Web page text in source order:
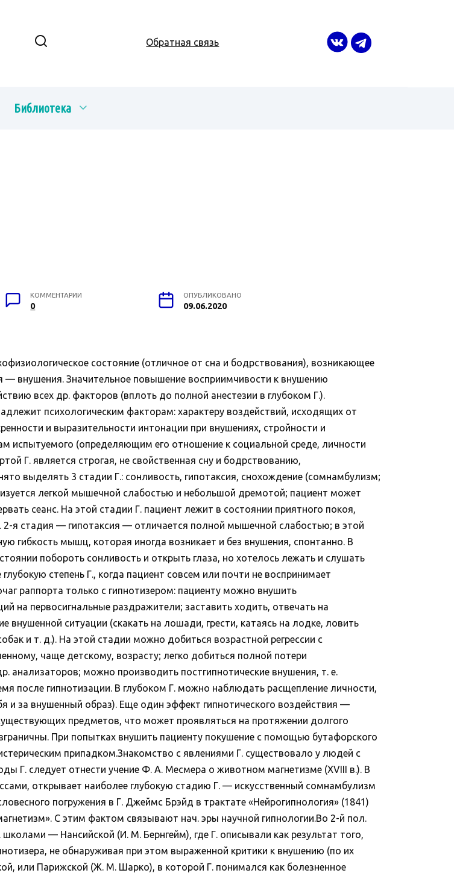
Обратная связь
Библиотека
КОММЕНТАРИИ
0
ОПУБЛИКОВАНО
09.06.2020
состояние (отличное от сна и бодрствования), возникающее
— внушения. Значительное повышение восприимчивости к внушению
всех др. факторов (вплоть до полной анестезии в глубоком Г.).
психологическим факторам: характеру воздействий, исходящих от
и выразительности интонации при внушениях, стройности и
испытуемого (определяющим его отношение к социальной среде, личности
Г. является строгая, не свойственная сну и бодрствованию,
выделять 3 стадии Г.: сонливость, гипотаксия, снохождение (сомнамбулизм;
легкой мышечной слабостью и небольшой дремотой; пациент может
сеанс. На этой стадии Г. пациент лежит в состоянии приятного покоя,
2-я стадия — гипотаксия — отличается полной мышечной слабостью; в этой
гибкость мышц, которая иногда возникает и без внушения, спонтанно. В
побороть сонливость и открыть глаза, но хотелось лежать и слушать
степень Г., когда пациент совсем или почти не воспринимает
раппорта только с гипнотизером: пациенту можно внушить
на первосигнальные раздражители; заставить ходить, отвечать на
ситуации (скакать на лошади, грести, катаясь на лодке, ловить
и т. д.). На этой стадии можно добиться возрастной регрессии с
чаще детскому, возрасту; легко добиться полной потери
можно производить постгипнотические внушения, т. е.
после гипнотизации. В глубоком Г. можно наблюдать расщепление личности,
и за внушенный образ). Еще один эффект гипнотического воздействия —
предметов, что может проявляться на протяжении долгого
При попытках внушить пациенту покушение с помощью бутафорского
припадком.Знакомство с явлениями Г. существовало у людей с
Г. следует отнести учение Ф. А. Месмера о животном магнетизме (XVIII в.). В
открывает наиболее глубокую стадию Г. — искусственный сомнамбулизм
погружения в Г. Джеймс Брэйд в трактате «Нейрогипнология» (1841)
С этим фактом связывают нач. эры научной гипнологии.Во 2-й пол.
— Нансийской (И. М. Бернгейм), где Г. описывали как результат того,
не обнаруживая при этом выраженной критики к внушению (по их
или Парижской (Ж. М. Шарко), в которой Г. понимался как болезненное